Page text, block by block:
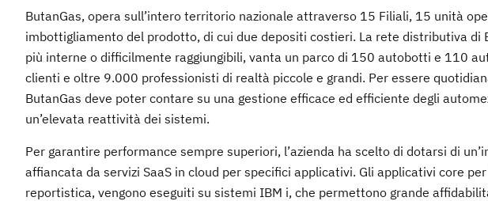
ButanGas, opera sull’intero territorio nazionale attraverso 15 Filiali, 15 unità
imbottigliamento del prodotto, di cui due depositi costieri. La rete distributiva di
più interne o difficilmente raggiungibili, vanta un parco di 150 autobotti e 110
clienti e oltre 9.000 professionisti di realtà piccole e grandi. Per essere
ButanGas deve poter contare su una gestione efficace ed efficiente degli
un’elevata reattività dei sistemi.
Per garantire performance sempre superiori, l’azienda ha scelto di dotarsi di
affiancata da servizi SaaS in cloud per specifici applicativi. Gli applicativi core
reportistica, vengono eseguiti su sistemi IBM i, che permettono grande